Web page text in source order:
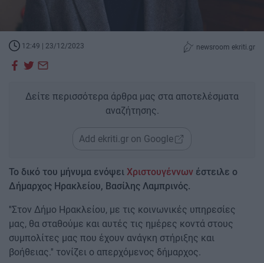
12:49 | 23/12/2023 newsroom ekriti.gr
Δείτε περισσότερα άρθρα μας στα αποτελέσματα
αναζήτησης.
Add ekriti.gr on Google
Το δικό του μήνυμα ενόψει Χριστουγέννων έστειλε ο
Δήμαρχος Ηρακλείου, Βασίλης Λαμπρινός.
''Στον Δήμο Ηρακλείου, με τις κοινωνικές υπηρεσίες
μας, θα σταθούμε και αυτές τις ημέρες κοντά στους
συμπολίτες μας που έχουν ανάγκη στήριξης και
βοήθειας.'' τονίζει ο απερχόμενος δήμαρχος.